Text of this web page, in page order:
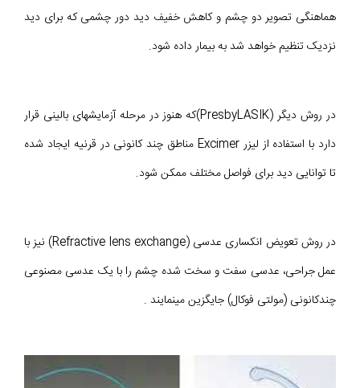
هماهنگی تصویر دو چشم و کاهش خفیف دید دور چشمی که برای دید
نزدیک تنظیم خواهد شد به بیمار داده شود.
در روش دیگر (PresbyLASIK)که هنوز در مرحله آزمایشهای بالینی قرار
دارد با استفاده از لیزر Excimer مناطق چند کانونی در قرنیه ایجاد شده
تا توانایی دید برای فواصل مختلف ممکن شود.
در روش تعویض انکساری عدسی (Refractive lens exchange) نیز با
عمل جراحی، عدسی سفت و سخت شده چشم را با یک عدسی مصنوعی
چندکانونی (مولتی فوکال) جایگزین مینمایند .